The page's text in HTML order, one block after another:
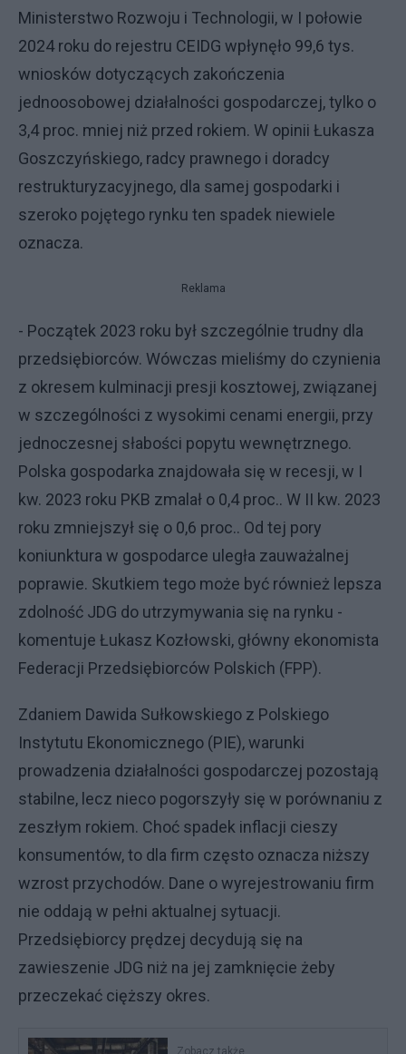
Ministerstwo Rozwoju i Technologii, w I połowie
2024 roku do rejestru CEIDG wpłynęło 99,6 tys.
wniosków dotyczących zakończenia
jednoosobowej działalności gospodarczej, tylko o
3,4 proc. mniej niż przed rokiem. W opinii Łukasza
Goszczyńskiego, radcy prawnego i doradcy
restrukturyzacyjnego, dla samej gospodarki i
szeroko pojętego rynku ten spadek niewiele
oznacza.
Reklama
- Początek 2023 roku był szczególnie trudny dla
przedsiębiorców. Wówczas mieliśmy do czynienia
z okresem kulminacji presji kosztowej, związanej
w szczególności z wysokimi cenami energii, przy
jednoczesnej słabości popytu wewnętrznego.
Polska gospodarka znajdowała się w recesji, w I
kw. 2023 roku PKB zmalał o 0,4 proc.. W II kw. 2023
roku zmniejszył się o 0,6 proc.. Od tej pory
koniunktura w gospodarce uległa zauważalnej
poprawie. Skutkiem tego może być również lepsza
zdolność JDG do utrzymywania się na rynku -
komentuje Łukasz Kozłowski, główny ekonomista
Federacji Przedsiębiorców Polskich (FPP).
Zdaniem Dawida Sułkowskiego z Polskiego
Instytutu Ekonomicznego (PIE), warunki
prowadzenia działalności gospodarczej pozostają
stabilne, lecz nieco pogorszyły się w porównaniu z
zeszłym rokiem. Choć spadek inflacji cieszy
konsumentów, to dla firm często oznacza niższy
wzrost przychodów. Dane o wyrejestrowaniu firm
nie oddają w pełni aktualnej sytuacji.
Przedsiębiorcy prędzej decydują się na
zawieszenie JDG niż na jej zamknięcie żeby
przeczekać cięższy okres.
Zobacz także